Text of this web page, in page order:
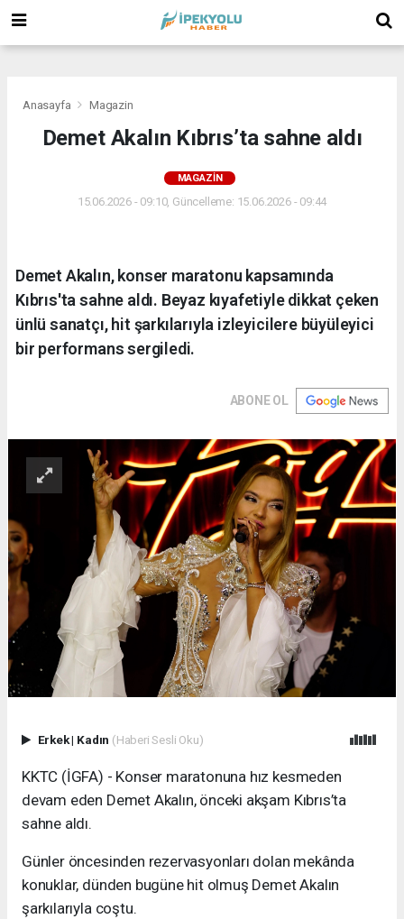
Anasayfa Magazin
Demet Akalın Kıbrıs’ta sahne aldı
MAGAZIN
15.06.2026 - 09:10, Güncelleme: 15.06.2026 - 09:44
Demet Akalın, konser maratonu kapsamında
Kıbrıs'ta sahne aldı. Beyaz kıyafetiyle dikkat çeken
ünlü sanatçı, hit şarkılarıyla izleyicilere büyüleyici
bir performans sergiledi.
ABONE OL
Erkek| Kadın (Haberi Sesli Oku)
KKTC (İGFA) - Konser maratonuna hız kesmeden
devam eden Demet Akalın, önceki akşam Kıbrıs’ta
sahne aldı.
Günler öncesinden rezervasyonları dolan mekânda
konuklar, dünden bugüne hit olmuş Demet Akalın
şarkılarıyla coştu.